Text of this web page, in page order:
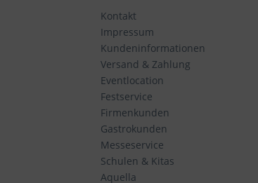
Kontakt
Impressum
Kundeninformationen
Versand & Zahlung
Eventlocation
Festservice
Firmenkunden
Gastrokunden
Messeservice
Schulen & Kitas
Aquella